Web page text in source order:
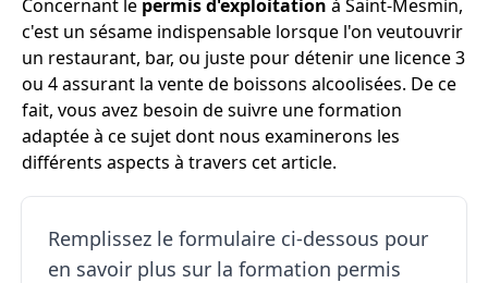
Concernant le permis d'exploitation à Saint-Mesmin,
c'est un sésame indispensable lorsque l'on veutouvrir
un restaurant, bar, ou juste pour détenir une licence 3
ou 4 assurant la vente de boissons alcoolisées. De ce
fait, vous avez besoin de suivre une formation
adaptée à ce sujet dont nous examinerons les
différents aspects à travers cet article.
Remplissez le formulaire ci-dessous pour
en savoir plus sur la formation permis